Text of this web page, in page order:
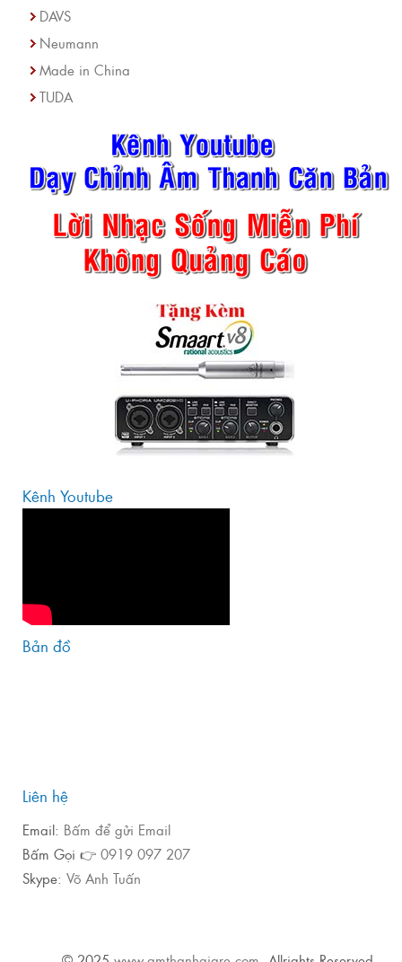
DAVS
Neumann
Made in China
TUDA
Kênh Youtube
Bản đồ
Liên hệ
Email: Bấm để gửi Email
Bấm Gọi 👉 0919 097 207
Skype: Võ Anh Tuấn